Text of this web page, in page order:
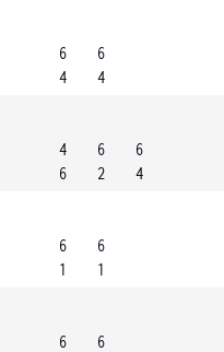
6
4
6
4
4
6
6
2
6
4
6
1
6
1
6
6